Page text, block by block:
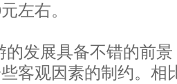
左右。
的发展具备不错的前
客观因素的制约。相